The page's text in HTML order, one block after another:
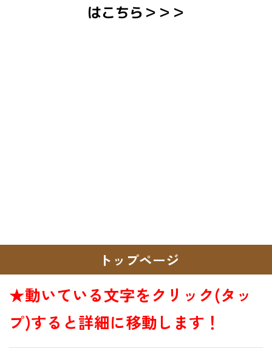
はこちら＞＞＞
トップページ
★動いている文字をクリック(タッ
プ)すると詳細に移動します！